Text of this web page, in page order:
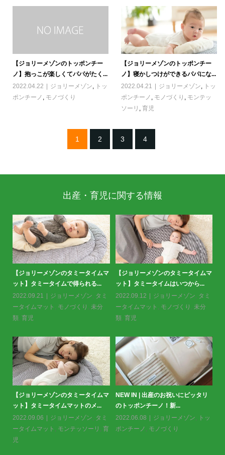
【ジョリーメゾンのトッポンチー
ノ】抱っこが楽しくてパパがたく...
2022.04.22
ジョリーメゾン, トッ
ポンチーノ , モノづくり
【ジョリーメゾンのトッポンチー
ノ】寝かしつけができるパパにな...
2022.04.21
ジョリーメゾン, トッ
ポンチーノ , モノづくり , モンテッ
ソーリ ,育児
1 2 3 4
出産・育児に関する情報
タミータイムマ
はいつから...
ーメゾン,タミ
ノづくり,未分
いにピッタリ
新...
ーメゾン,トッ
くり
＜掲載情報＞クーヨン2月号に掲載
いただきました。
2023.01.26
お知らせ ,ジョリーメ
ゾン,トッポンチーノ
スタンダードパックから
が登場！＜布川愛子さん
2022.12.19
お知らせ
ゾン,トッポンチーノ
ジョリーメゾンの中綿もGOTS認
証！？
2022.10.18
ジョリーメゾン
布川愛子さんの描くジョ
のパッケージ
2022.10.03
ゾン, モノづくり